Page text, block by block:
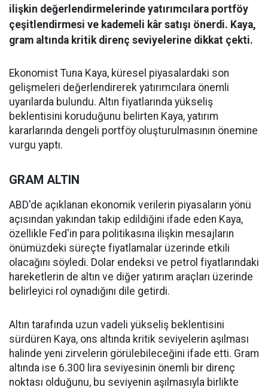
ilişkin değerlendirmelerinde yatırımcılara portföy
çeşitlendirmesi ve kademeli kâr satışı önerdi. Kaya,
gram altında kritik direnç seviyelerine dikkat çekti.
Ekonomist Tuna Kaya, küresel piyasalardaki son
gelişmeleri değerlendirerek yatırımcılara önemli
uyarılarda bulundu. Altın fiyatlarında yükseliş
beklentisini koruduğunu belirten Kaya, yatırım
kararlarında dengeli portföy oluşturulmasının önemine
vurgu yaptı.
GRAM ALTIN
ABD'de açıklanan ekonomik verilerin piyasaların yönü
açısından yakından takip edildiğini ifade eden Kaya,
özellikle Fed'in para politikasına ilişkin mesajların
önümüzdeki süreçte fiyatlamalar üzerinde etkili
olacağını söyledi. Dolar endeksi ve petrol fiyatlarındaki
hareketlerin de altın ve diğer yatırım araçları üzerinde
belirleyici rol oynadığını dile getirdi.
Altın tarafında uzun vadeli yükseliş beklentisini
sürdüren Kaya, ons altında kritik seviyelerin aşılması
halinde yeni zirvelerin görülebileceğini ifade etti. Gram
altında ise 6.300 lira seviyesinin önemli bir direnç
noktası olduğunu, bu seviyenin aşılmasıyla birlikte